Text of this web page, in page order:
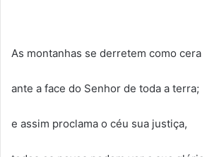
As montanhas se derretem como cera
ante a face do Senhor de toda a terra;
e assim proclama o céu sua justiça,